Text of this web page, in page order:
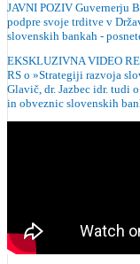
JAVNI POZIV Guvernerju
podpre svoje trditve v
slovenskih bankah -
EKSKLUZIVNA VIDEO
RS o »Strategiji razvoja
Glavič, dr. Jazbec idr. tudi
in obveznic slovenskih